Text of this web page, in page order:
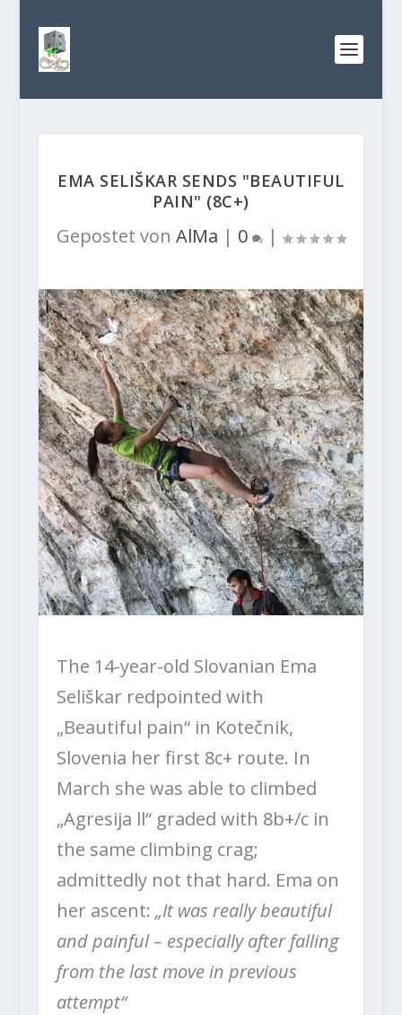
EMA SELIŠKAR SENDS "BEAUTIFUL
PAIN" (8C+)
Gepostet von AlMa | 0 |
The 14-year-old Slovanian Ema
Seliškar redpointed with
„Beautiful pain“ in Kotečnik,
Slovenia her first 8c+ route. In
March she was able to climbed
„Agresija ll“ graded with 8b+/c in
the same climbing crag;
admittedly not that hard. Ema on
her ascent: „It was really beautiful
and painful – especially after falling
from the last move in previous
attempt“